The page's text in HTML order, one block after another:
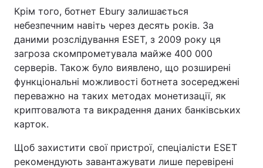
Крім того, ботнет Ebury залишається
небезпечним навіть через десять років. За
даними розслідування ESET, з 2009 року ця
загроза скомпрометувала майже 400 000
серверів. Також було виявлено, що розширені
функціональні можливості ботнета зосереджені
переважно на таких методах монетизації, як
криптовалюта та викрадення даних банківських
карток.
Щоб захистити свої пристрої, спеціалісти ESET
рекомендують завантажувати лише перевірені